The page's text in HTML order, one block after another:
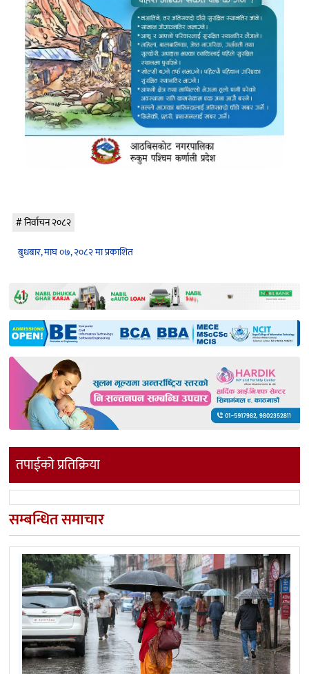
निर्वाचन २०८२
बुधबार, माघ ०७, २०८२ मा प्रकाशित
तपाईको प्रतिक्रिया
सम्बन्धित समाचार